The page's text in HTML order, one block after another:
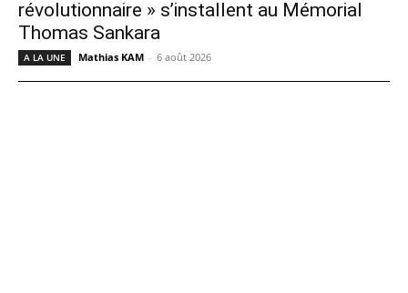
révolutionnaire » s’installent au Mémorial
Thomas Sankara
A LA UNE Mathias KAM - 6 août 2026